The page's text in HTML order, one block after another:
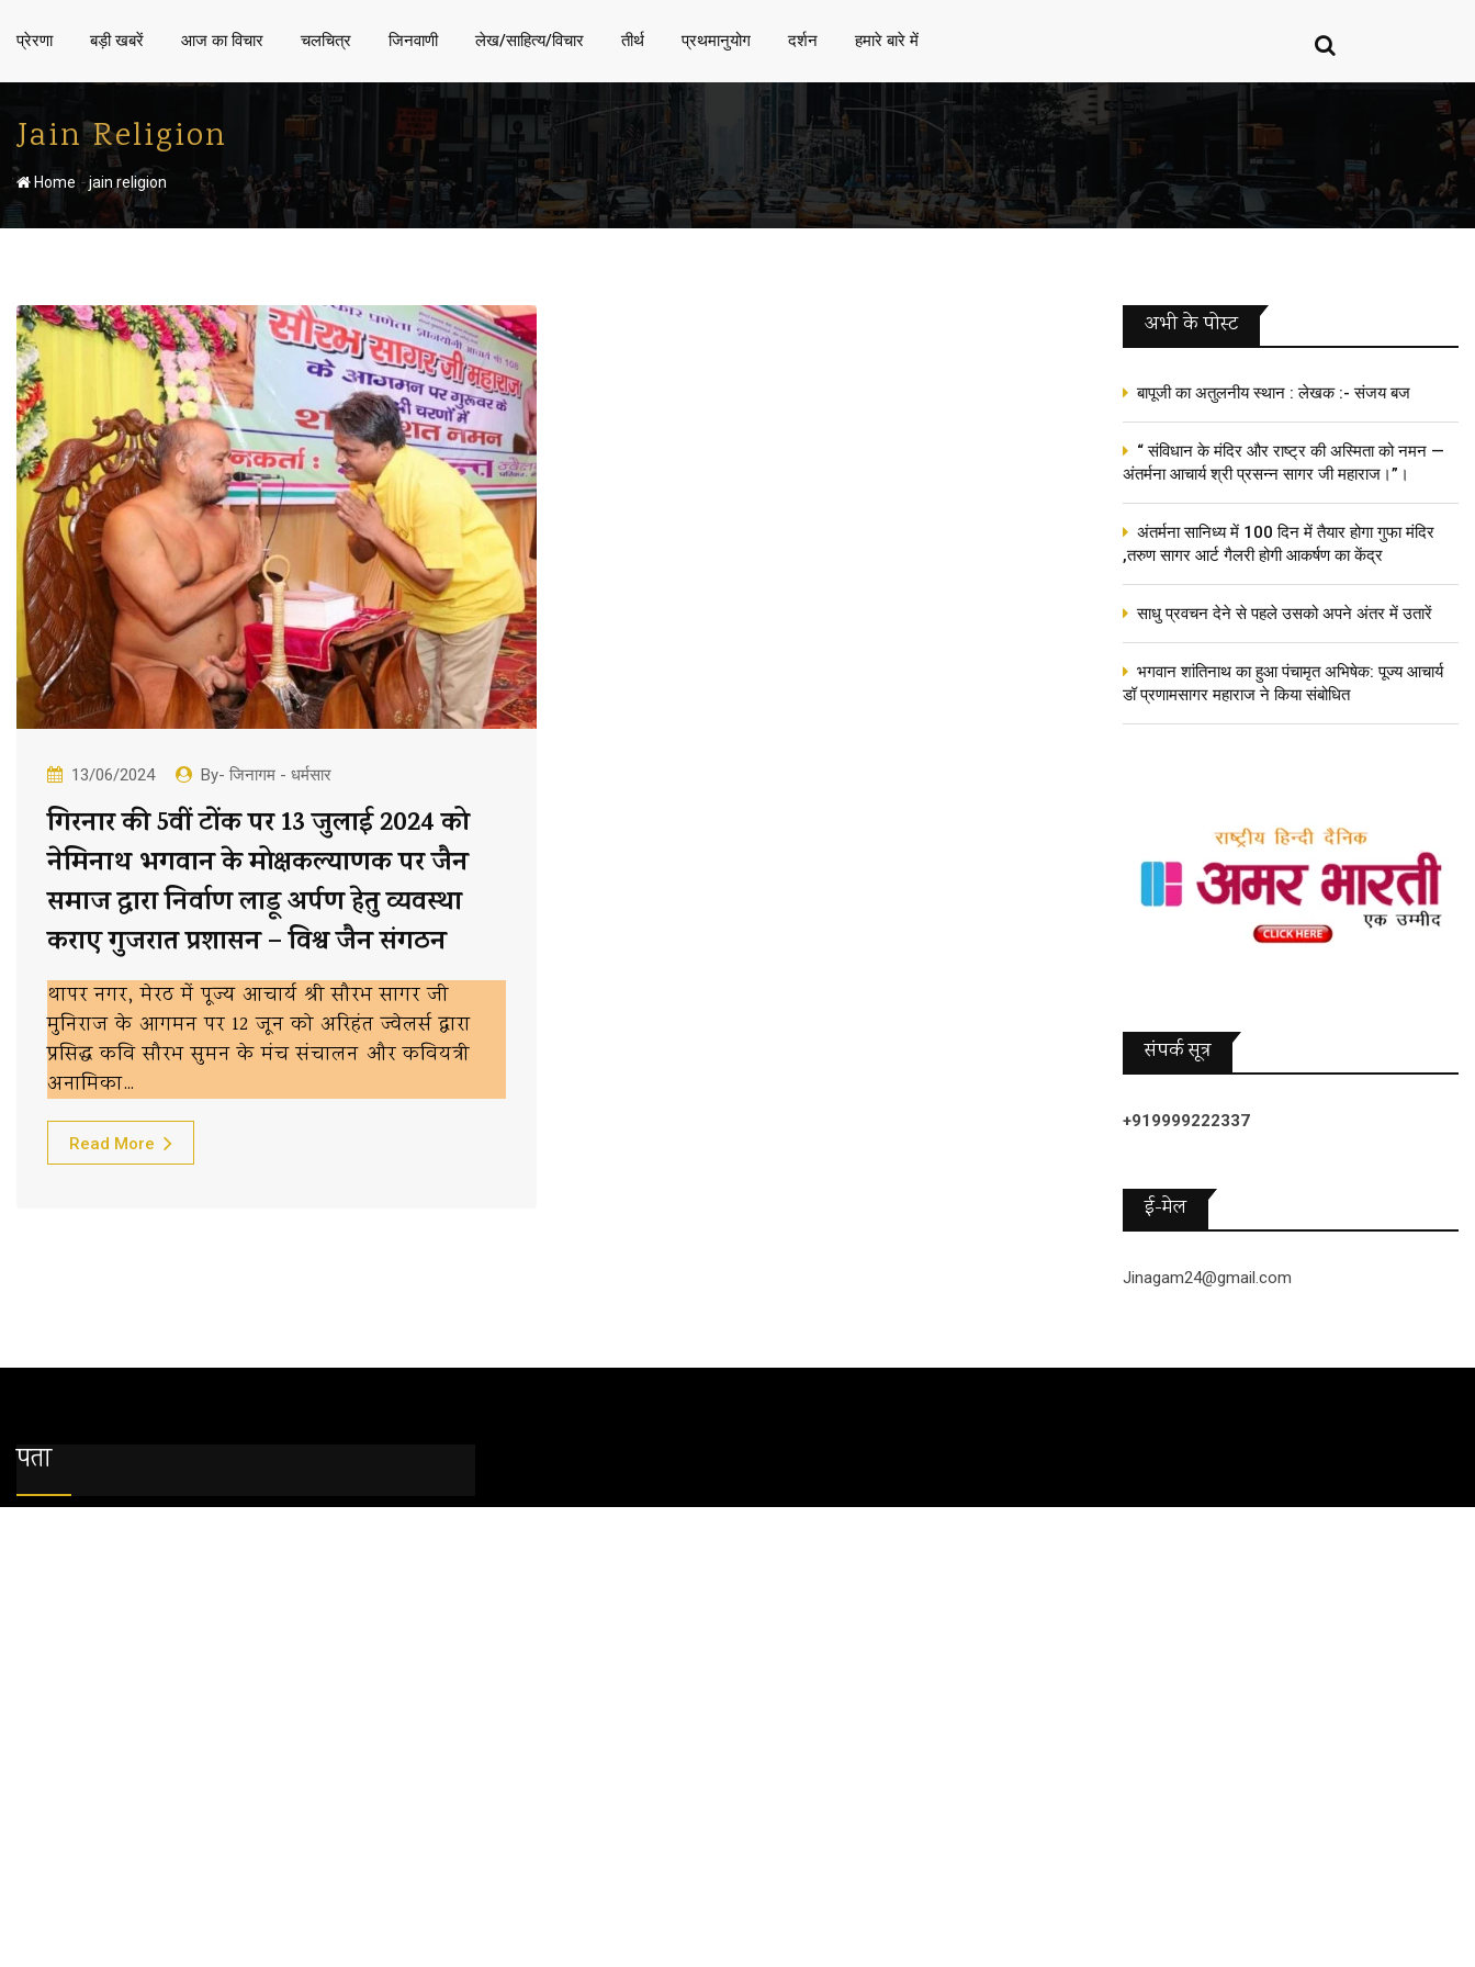
प्रेरणा बड़ी खबरें आज का विचार चलचित्र जिनवाणी लेख/साहित्य/विचार तीर्थ प्रथमानुयोग दर्शन हमारे बारे में
Jain Religion
Home -jain religion
13/06/2024 By- जिनागम - धर्मसार
गिरनार की 5वीं टोंक पर 13 जुलाई 2024 को
नेमिनाथ भगवान के मोक्षकल्याणक पर जैन
समाज द्वारा निर्वाण लाडू अर्पण हेतु व्यवस्था
कराए गुजरात प्रशासन – विश्व जैन संगठन
थापर नगर, मेरठ में पूज्य आचार्य श्री सौरभ सागर जी
मुनिराज के आगमन पर 12 जून को अरिहंत ज्वेलर्स द्वारा
प्रसिद्ध कवि सौरभ सुमन के मंच संचालन और कवियत्री
अनामिका…
Read More
अभी के पोस्‍ट
बापूजी का अतुलनीय स्थान : लेखक :- संजय बज
“ संविधान के मंदिर और राष्ट्र की अस्मिता को नमन —
अंतर्मना आचार्य श्री प्रसन्न सागर जी महाराज।”।
अंतर्मना सानिध्य में 100 दिन में तैयार होगा गुफा मंदिर
,तरुण सागर आर्ट गैलरी होगी आकर्षण का केंद्र
साधु प्रवचन देने से पहले उसको अपने अंतर में उतारें
भगवान शांतिनाथ का हुआ पंचामृत अभिषेक: पूज्य आचार्य
डॉ प्रणामसागर महाराज ने किया संबोधित
संपर्क सूत्र
+919999222337
ई-मेल
Jinagam24@gmail.com
पता